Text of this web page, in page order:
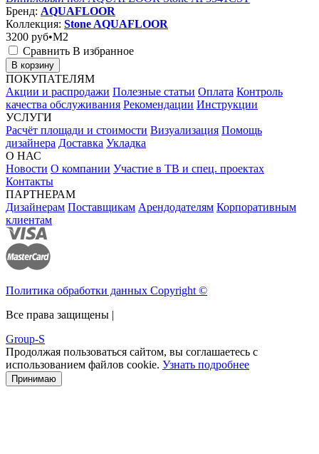
Бренд: AQUAFLOOR
Коллекция: Stone AQUAFLOOR
3200 руб•M2
Сравнить В избранное
В корзину
ПОКУПАТЕЛЯМ
Акции и распродажи Полезные статьи Оплата Контроль
качества обслуживания Рекомендации Инструкции
УСЛУГИ
Расчёт площади и стоимости Визуализация Помощь
дизайнера Доставка Укладка
О НАС
Новости О компании Участие в ТВ и спец. проектах
Контакты
ПАРТНЕРАМ
Дизайнерам Поставщикам Арендодателям Корпоративным
клиентам
Политика обработки данных Copyright ©
Все права защищены |
Group-S
Продолжая пользоваться сайтом, вы соглашаетесь с
использованием файлов cookie. Узнать подробнее
Принимаю